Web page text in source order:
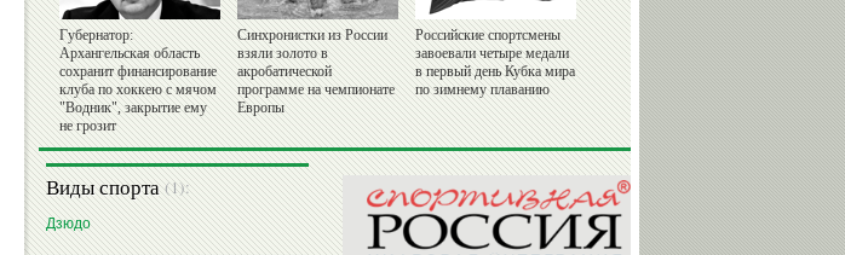
Губернатор:
Архангельская область
сохранит финансирование
клуба по хоккею с мячом
"Водник", закрытие ему
не грозит
Синхронистки из России
взяли золото в
акробатической
программе на чемпионате
Европы
Российские спортсмены
завоевали четыре медали
в первый день Кубка мира
по зимнему плаванию
Виды спорта(1):
Дзюдо